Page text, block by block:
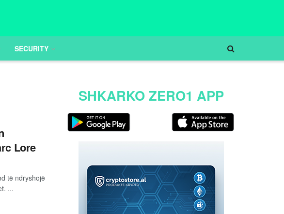
SECURITY
Lore
të ndryshojë
...
SHKARKO ZERO1 APP